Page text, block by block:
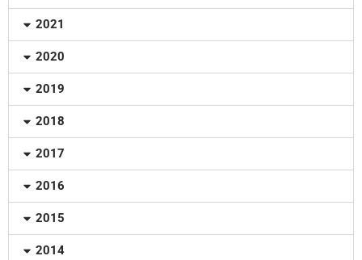
2021
2020
2019
2018
2017
2016
2015
2014